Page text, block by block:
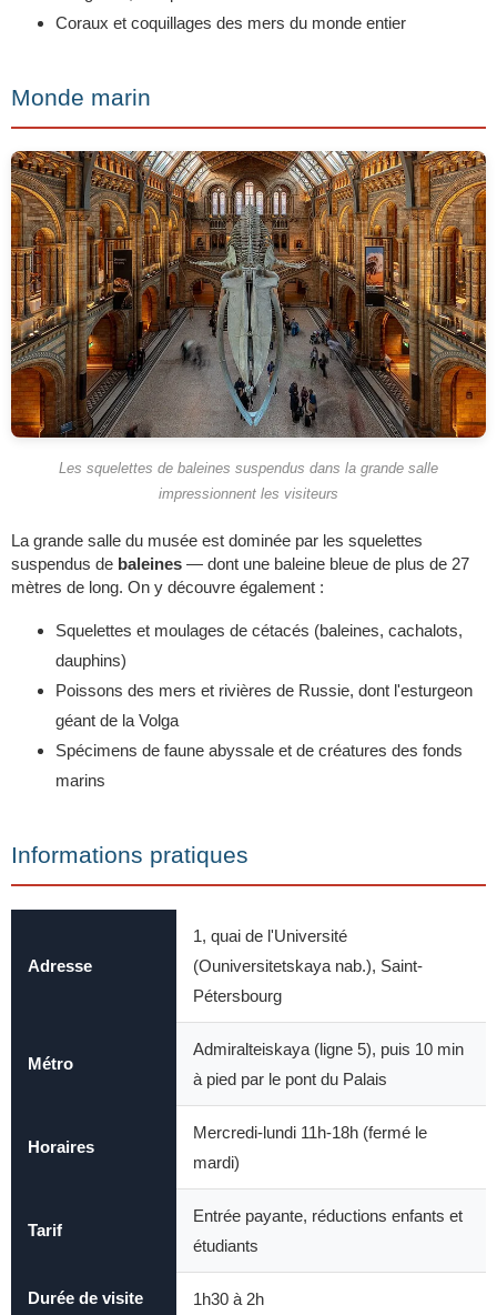
Coraux et coquillages des mers du monde entier
Monde marin
Les squelettes de baleines suspendus dans la grande salle
impressionnent les visiteurs
La grande salle du musée est dominée par les squelettes
suspendus de baleines — dont une baleine bleue de plus de 27
mètres de long. On y découvre également :
Squelettes et moulages de cétacés (baleines, cachalots,
dauphins)
Poissons des mers et rivières de Russie, dont l'esturgeon
géant de la Volga
Spécimens de faune abyssale et de créatures des fonds
marins
Informations pratiques
Adresse
1, quai de l'Université
(Ouniversitetskaya nab.), Saint-
Pétersbourg
Métro
Admiralteiskaya (ligne 5), puis 10 min
à pied par le pont du Palais
Horaires
Mercredi-lundi 11h-18h (fermé le
mardi)
Tarif
Entrée payante, réductions enfants et
étudiants
Durée de visite 1h30 à 2h